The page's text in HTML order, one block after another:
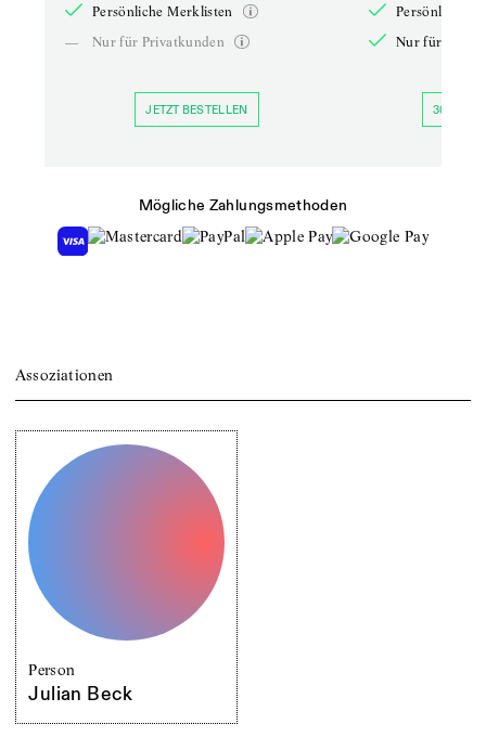
Persönliche Merklisten
—
Nur für Privatkunden
JETZT BESTELLEN
Persönliche
Nur für
30 TAGE
Mögliche Zahlungsmethoden
Assoziationen
Person
Julian Beck